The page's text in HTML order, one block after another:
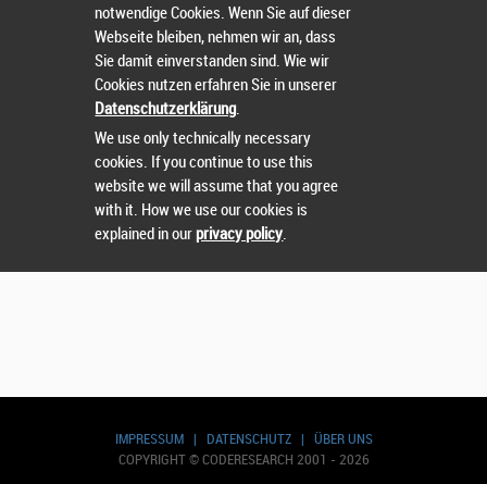
IMPRESSUM| DATENSCHUTZ| ÜBER UNS
COPYRIGHT © CODERESEARCH 2001 - 2026
Benutzerkonto erstellen
Weiter ohne Benutzerkonto
Einzelanmeldung
Mannschaftsanmeldung
notwendige Cookies. Wenn Sie auf dieser
Webseite bleiben, nehmen wir an, dass
Sie damit einverstanden sind. Wie wir
Cookies nutzen erfahren Sie in unserer
Datenschutzerklärung.
We use only technically necessary
cookies. If you continue to use this
website we will assume that you agree
with it. How we use our cookies is
explained in ourprivacy policy.